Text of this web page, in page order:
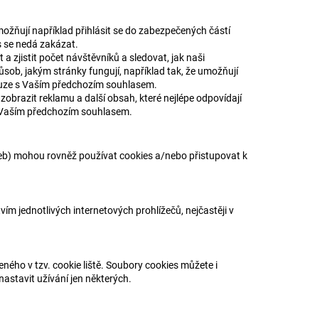
například přihlásit se do zabezpečených částí
nedá zakázat.
zjistit počet návštěvníků a sledovat, jak naši
jakým stránky fungují, například tak, že umožňují
s Vaším předchozím souhlasem.
reklamu a další obsah, které nejlépe odpovídají
předchozím souhlasem.
mohou rovněž používat cookies a/nebo přistupovat k
jednotlivých internetových prohlížečů, nejčastěji v
v tzv. cookie liště. Soubory cookies můžete i
užívání jen některých.